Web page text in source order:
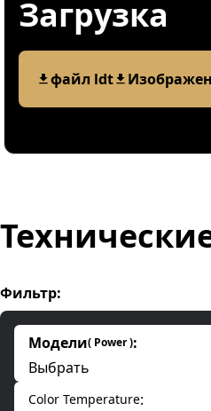
Загрузка
файл ldt
Фильтр:
Модели( Power):
Выбрать
Color Temperature: